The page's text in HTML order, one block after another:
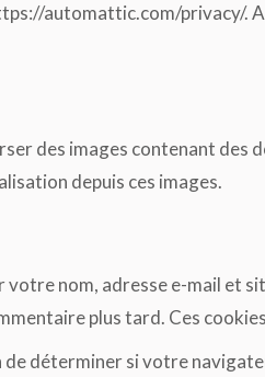
automattic.com/privacy/
des images contenant des
depuis ces images.
nom, adresse e-mail et
plus tard. Ces
déterminer si votre